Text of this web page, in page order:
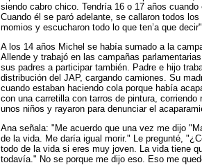
siendo cabro chico. Tendría 16 o 17 años cuando
Cuando él se paró adelante, se callaron todos
momios y escucharon todo lo que ten’a que
A los 14 años Michel se había sumado a la
Allende y trabajó en las campañas
sus padres a participar también. Padre e hijo
distribución del JAP, cargando camiones. Su
cuando estaban haciendo cola porque había
con una carretilla con tarros de pintura, corriendo
unos niños y rayaron para denunciar el
Ana señala: "Me acuerdo que una vez me dijo
de la vida. Me daría igual morir." Le pregunté,
todo de la vida si eres muy joven. La vida tiene
todavía." No se porque me dijo eso. Eso me